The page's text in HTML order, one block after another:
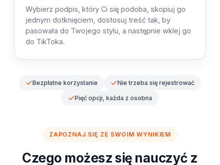
Wybierz podpis, który Ci się podoba, skopiuj go
jednym dotknięciem, dostosuj treść tak, by
pasowała do Twojego stylu, a następnie wklej go
do TikToka.
Bezpłatne korzystanie Nie trzeba się rejestrować
Pięć opcji, każda z osobna
ZAPOZNAJ SIĘ ZE SWOIM WYNIKIEM
Czego możesz się nauczyć z